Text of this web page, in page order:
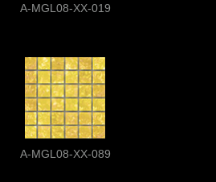
A-MGL08-XX-019
A-MGL08-XX-089